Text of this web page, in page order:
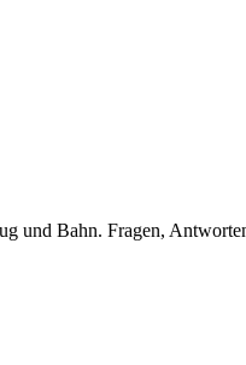
und Bahn. Fragen,